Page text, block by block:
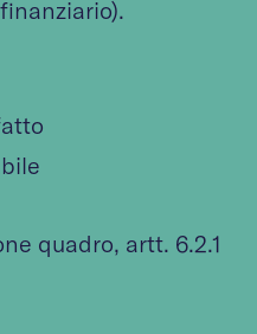
quadro, artt. 6.2.1